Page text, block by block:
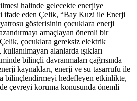
halinde gelecekte enerjiye
ifade eden Çelik, “Bay Kuzi ile Enerji
gösterisinin çocuklara enerji
amaçlayan önemli bir
çocuklara gereksiz elektrik
alanlarda ışıkları
bilinçli davranmaları çağrısında
kaynakları, enerji ve su tasarrufu ile
bilinçlendirmeyi hedefleyen etkinlikte,
çevreyi koruma konusunda önemli